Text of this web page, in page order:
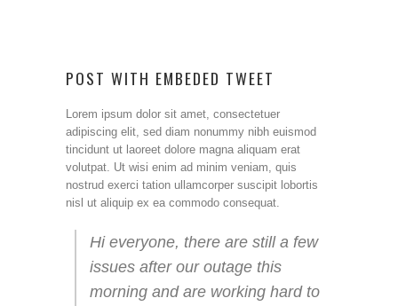
POST WITH EMBEDED TWEET
Lorem ipsum dolor sit amet, consectetuer
adipiscing elit, sed diam nonummy nibh euismod
tincidunt ut laoreet dolore magna aliquam erat
volutpat. Ut wisi enim ad minim veniam, quis
nostrud exerci tation ullamcorper suscipit lobortis
nisl ut aliquip ex ea commodo consequat.
Hi everyone, there are still a few
issues after our outage this
morning and are working hard to